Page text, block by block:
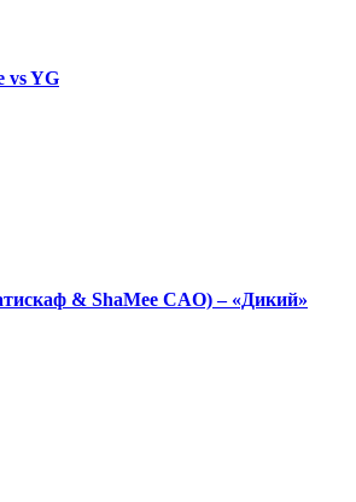
vs YG
& ShaMee CAO) – «Дикий»